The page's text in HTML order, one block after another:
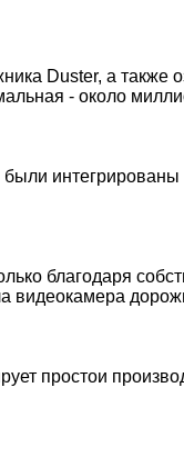
Duster, а также
- около
благодаря
видеокамера
простои